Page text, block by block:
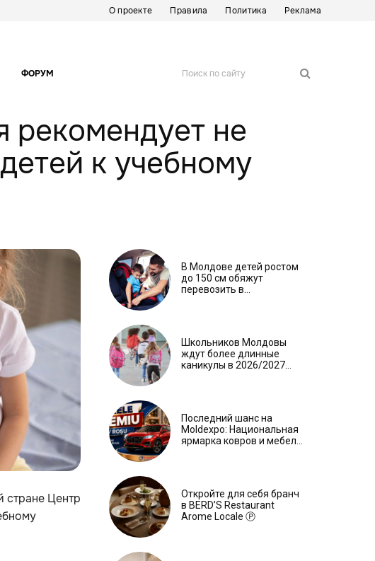
О проекте Правила Политика Реклама
ФОРУМ Поиск по сайту
рекомендует не
к учебному
стране Центр
В Молдове детей ростом
до 150 см обяжут
перевозить в
Школьников Молдовы
ждут более длинные
каникулы в 2026/2027
Последний шанс на
Moldexpo: Национальная
ярмарка ковров и мебели
Откройте для себя бранч
в BERD’S Restaurant
Arome Locale Ⓟ